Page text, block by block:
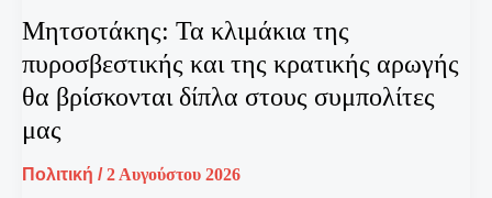
Μητσοτάκης: Τα κλιμάκια της
πυροσβεστικής και της κρατικής αρωγής
θα βρίσκονται δίπλα στους συμπολίτες
μας
Πολιτική /2 Αυγούστου 2026